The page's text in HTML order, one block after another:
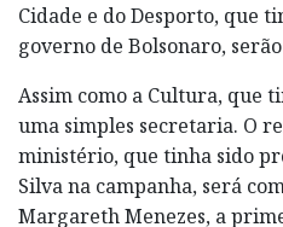
Cidade e do Desporto, que
governo de Bolsonaro,
Assim como a Cultura, que
uma simples secretaria. O
ministério, que tinha sido
Silva na campanha, será
Margareth Menezes, a